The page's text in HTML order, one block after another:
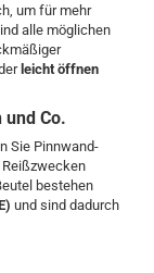
um für mehr
alle möglichen
leicht öffnen
Co.
Sie Pinnwand-
Reißzwecken
bestehen
und sind dadurch